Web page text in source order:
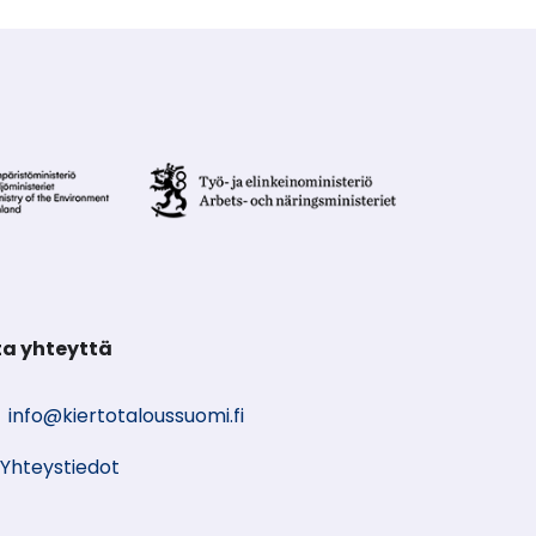
yhteyttä
info@kiertotaloussuomi.fi
Yhteystiedot